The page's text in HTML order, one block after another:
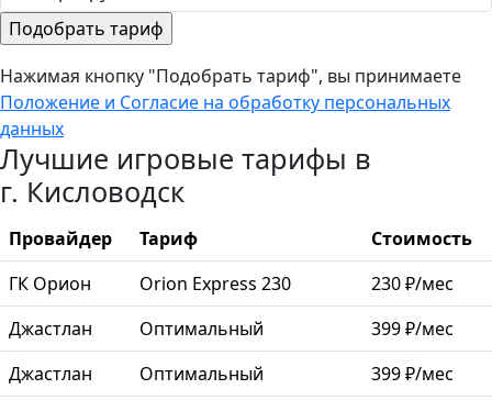
Нажимая кнопку "Подобрать тариф", вы принимаете
Положение и Согласие на обработку персональных
данных
Лучшие игровые тарифы в
г. Кисловодск
Провайдер Тариф
Стоимость
ГК Орион
Orion Express 230
230 ₽/мес
Джастлан
Оптимальный
399 ₽/мес
Джастлан
Оптимальный
399 ₽/мес